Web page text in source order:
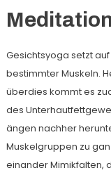
Gesichtsyoga setzt
bestimmter Muskeln.
überdies kommt es
des
ängen nachher
Muskelgruppen zu
einander Mimikfalten,